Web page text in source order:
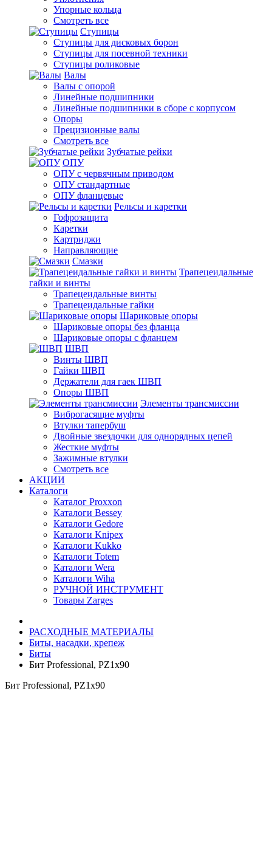
Упорные кольца
Смотреть все
Ступицы
Ступицы для дисковых борон
Ступицы для посевной техники
Ступицы роликовые
Валы
Валы с опорой
Линейные подшипники
Линейные подшипники в сборе с корпусом
Опоры
Прецизионные валы
Смотреть все
Зубчатые рейки
ОПУ
ОПУ с червячным приводом
ОПУ стандартные
ОПУ фланцевые
Рельсы и каретки
Гофрозащита
Каретки
Картриджи
Направляющие
Смазки
Трапецеидальные
гайки и винты
Трапецеидальные винты
Трапецеидальные гайки
Шариковые опоры
Шариковые опоры без фланца
Шариковые опоры с фланцем
ШВП
Винты ШВП
Гайки ШВП
Держатели для гаек ШВП
Опоры ШВП
Элементы трансмиссии
Виброгасящие муфты
Втулки тапербуш
Двойные звездочки для однорядных цепей
Жесткие муфты
Зажимные втулки
Смотреть все
АКЦИИ
Каталоги
Каталог Proxxon
Каталоги Bessey
Каталоги Gedore
Каталоги Knipex
Каталоги Kukko
Каталоги Totem
Каталоги Wera
Каталоги Wiha
РУЧНОЙ ИНСТРУМЕНТ
Товары Zarges
РАСХОДНЫЕ МАТЕРИАЛЫ
Биты, насадки, крепеж
Биты
Бит Professional, PZ1x90
Бит Professional, PZ1x90